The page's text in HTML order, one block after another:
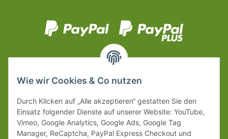
Wie wir Cookies & Co nutzen
Durch Klicken auf „Alle akzeptieren“ gestatten Sie den
Einsatz folgender Dienste auf unserer Website: YouTube,
Vimeo, Google Analytics, Google Ads, Google Tag
Manager, ReCaptcha, PayPal Express Checkout und